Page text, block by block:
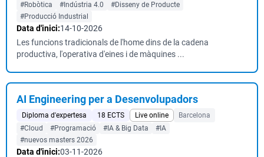
#Robòtica
#Indústria 4.0
#Disseny de Producte
#Producció Industrial
Data d'inici:14-10-2026
Les funcions tradicionals de l'home dins de la cadena
productiva, l'operativa d'eines i de màquines ...
AI Engineering per a Desenvolupadors
Diploma d'expertesa 18 ECTS Live online
Barcelona
#Cloud
#Programació #IA & Big Data
#IA
#nuevos masters 2026
Data d'inici:03-11-2026